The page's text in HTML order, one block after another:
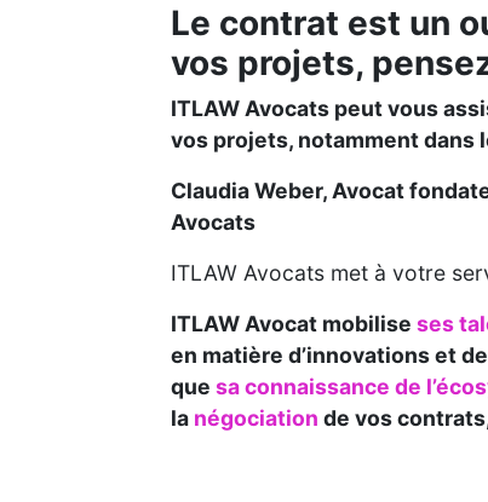
Le contrat est un
vos projets,
ITLAW Avocats peut vous
vos projets, notamment dans
Claudia Weber, Avocat
Avocats
ITLAW Avocats met à votre
ITLAW Avocat mobilise ses
en matière d’innovations et
que sa connaissance de
la négociation de vos